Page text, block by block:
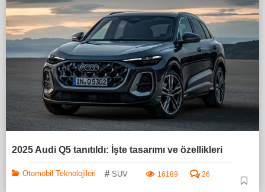
2025 Audi Q5 tanıtıldı: İşte tasarımı ve özellikleri
Otomobil Teknolojileri # SUV 16189 26